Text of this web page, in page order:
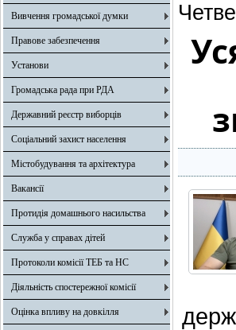
Вивчення громадської думки
Правове забезпечення
Установи
Громадська рада при РДА
Державний реєстр виборців
Соціальний захист населення
Містобудування та архітектура
Вакансії
Протидія домашнього насильства
Служба у справах дітей
Протоколи комісії ТЕБ та НС
Діяльність спостережної комісії
Оцінка впливу на довкілля